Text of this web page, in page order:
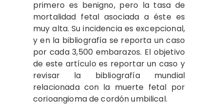
primero es benigno, pero la tasa de
mortalidad fetal asociada a éste es
muy alta. Su incidencia es excepcional,
y en la bibliografía se reporta un caso
por cada 3,500 embarazos. El objetivo
de este artículo es reportar un caso y
revisar la bibliografía mundial
relacionada con la muerte fetal por
corioangioma de cordón umbilical.